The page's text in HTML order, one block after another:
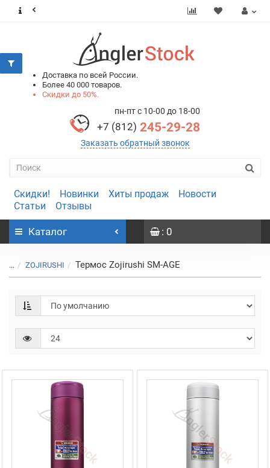
Доставка по всей России.
Более 40 000 товаров.
Скидки до 50%.
пн-пт с 10-00 до 18-00
+7 (812) 245-29-28
Заказать обратный звонок
Скидки! Новинки Хиты продаж
Новости
Статьи
Отзывы
Каталог : 0
... ZOJIRUSHI Термос Zojirushi SM-AGE